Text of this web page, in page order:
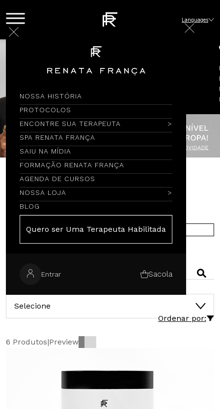
NOSSA HISTÓRIA
PROTOCOLOS
ENCONTRE SUA TERAPEUTA
SPA RENATA FRANÇA
SAIU NA MÍDIA
FORMAÇÃO RENATA FRANÇA
AGENDA DE CURSOS
NOSSA LOJA
BLOG
Quero ser Uma Terapeuta Habilitada
Entrar Sacola
Languages
Encontre por Nome
COMPRE NA EUROPA
Selecione
Ordenar por:
6 Produtos|Preview